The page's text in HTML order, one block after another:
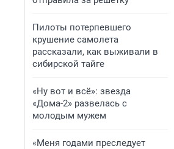
Пилоты потерпевшего
крушение самолета
рассказали, как выживали в
сибирской тайге
«Ну вот и всё»: звезда
«Дома-2» развелась с
молодым мужем
«Меня годами преследует